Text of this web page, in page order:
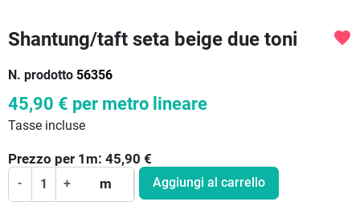
Shantung/taft seta beige due toni
N. prodotto 56356
favorite
45,90 € per metro lineare
Tasse incluse
Prezzo per 1 m: 45,90 €
- + m Aggiungi al carrello